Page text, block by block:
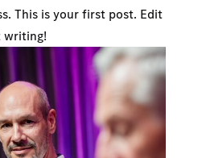
This is your first post. Edit
writing!